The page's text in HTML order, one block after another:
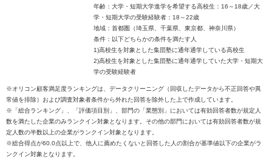
年齢：大学・短期大学進学を希望する高校生：16～18歳／大
学・短期大学の受験経験者：18～22歳
地域：首都圏（埼玉県、千葉県、東京都、神奈川県）
条件：以下どちらかの条件を満たす人
1)高校生を対象とした集団塾に通年通学している高校生
2)高校生を対象とした集団塾に通年通学していた大学・短期大
学の受験経験者
※オリコン顧客満足度ランキングは、データクリーニング（回収したデータから不正回答や異
常値を排除）および調査対象者条件から外れた回答を除外した上で作成しています。
※「総合ランキング」、「評価項目別」、部門の「業態別」においては有効回答者数が規定人
数を満たした企業のみランクイン対象となります。その他の部門においては有効回答者数が規
定人数の半数以上の企業がランクイン対象となります。
※総合得点が60.0点以上で、他人に薦めたくないと回答した人の割合が基準値以下の企業がラ
ンクイン対象となります。